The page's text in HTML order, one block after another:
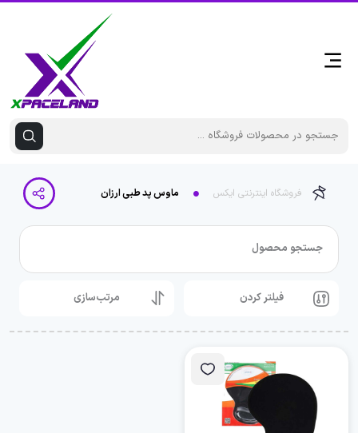
فروشگاه اینترنتی ایکس ماوس پد طبی ارزان
جستجو محصول
فیلتر کردن مرتب‌سازی